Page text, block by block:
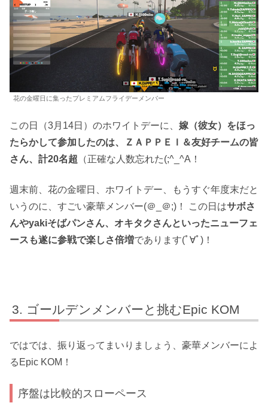
花の金曜日に集ったプレミアムフライデーメンバー
この日（3月14日）のホワイトデーに、 嫁（彼女）をほっ
たらかして参加したのは、ＺＡＰＰＥＩ＆友好チームの皆
さん、計20名超 （正確な人数忘れた(;^_^A！
週末前、花の金曜日、ホワイトデー、もうすぐ年度末だと
いうのに、すごい豪華メンバー(＠_＠;)！ この日はサボさ
んやyakiそばパンさん、オキタクさんといったニューフェ
ースも遂に参戦で楽しさ倍増であります(ﾟ∀ﾟ)！
ゴールデンメンバーと挑むEpic KOM
ではでは、振り返ってまいりましょう、豪華メンバーによ
るEpic KOM！
序盤は比較的スローペース